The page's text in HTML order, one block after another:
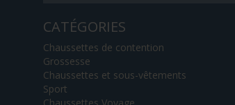
CATÉGORIES
Chaussettes de contention
Grossesse
Chaussettes et sous-vêtements
Sport